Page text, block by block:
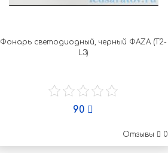
Фонарь светодиодный, черный ФАZА (T2-
L3)
90
Отзывы 0